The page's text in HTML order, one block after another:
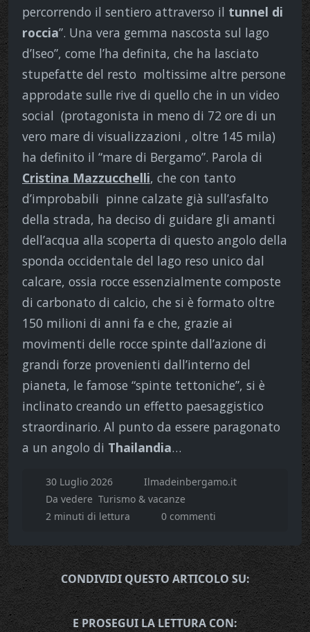
percorrendo il sentiero attraverso il tunnel di
roccia”. Una vera gemma nascosta sul lago
d’Iseo”, come l’ha definita, che ha lasciato
stupefatte del resto moltissime altre persone
approdate sulle rive di quello che in un video
social (protagonista in meno di 72 ore di un
vero mare di visualizzazioni , oltre 145 mila)
ha definito il “mare di Bergamo”. Parola di
Cristina Mazzucchelli, che con tanto
d’improbabili pinne calzate già sull’asfalto
della strada, ha deciso di guidare gli amanti
dell’acqua alla scoperta di questo angolo della
sponda occidentale del lago reso unico dal
calcare, ossia rocce essenzialmente composte
di carbonato di calcio, che si è formato oltre
150 milioni di anni fa e che, grazie ai
movimenti delle rocce spinte dall’azione di
grandi forze provenienti dall’interno del
pianeta, le famose “spinte tettoniche”, si è
inclinato creando un effetto paesaggistico
straordinario. Al punto da essere paragonato
a un angolo di Thailandia…
30 Luglio 2026
Ilmadeinbergamo.it
Da vedere Turismo & vacanze
2 minuti di lettura
0 commenti
CONDIVIDI QUESTO ARTICOLO SU:
E PROSEGUI LA LETTURA CON: